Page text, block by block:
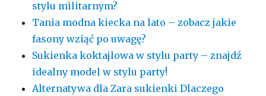
stylu militarnym?
Tania modna kiecka na lato – zobacz jakie
fasony wziąć po uwagę?
Sukienka koktajlowa w stylu party – znajdź
idealny model w stylu party!
Alternatywa dla Zara sukienki Dlaczego